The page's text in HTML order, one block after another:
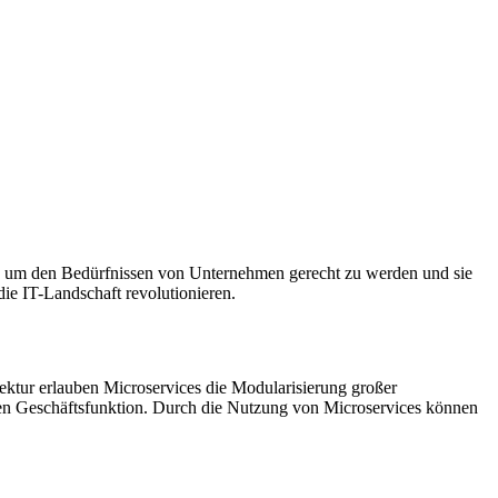
den Bedürfnissen von Unternehmen gerecht zu werden und sie
IT-Landschaft revolutionieren.
erlauben Microservices die Modularisierung großer
Geschäftsfunktion. Durch die Nutzung von Microservices können